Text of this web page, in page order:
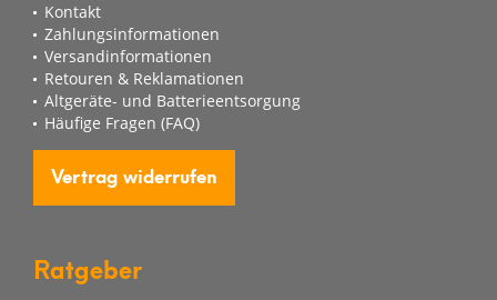
Kontakt
Zahlungsinformationen
Versandinformationen
Retouren & Reklamationen
Altgeräte- und Batterieentsorgung
Häufige Fragen (FAQ)
Vertrag widerrufen
Ratgeber